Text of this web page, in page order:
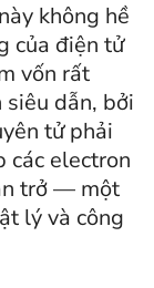
không hề
của điện tử
vốn rất
siêu dẫn, bởi
tử phải
các electron
trở — một
lý và công